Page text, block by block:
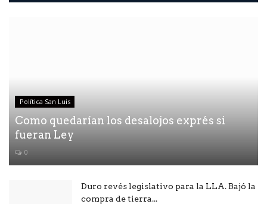
Política San Luis
Como quedarían los desalojos exprés si
fueran Ley
0
Duro revés legislativo para la LLA. Bajó la
compra de tierra...